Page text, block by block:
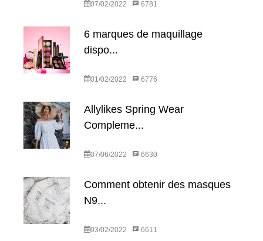
07/02/2022 6781
6 marques de maquillage
dispo...
01/02/2022 6776
Allylikes Spring Wear
Compleme...
07/06/2022 6630
Comment obtenir des masques
N9...
03/02/2022 6611